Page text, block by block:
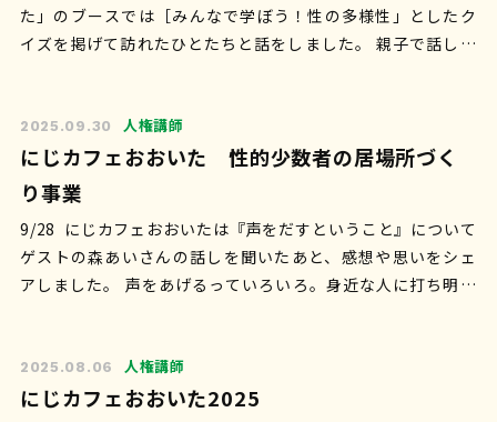
た」のブースでは［みんなで学ぼう！性の多様性」としたク
イズを掲げて訪れたひとたちと話をしました。 親子で話し合
2025.09.30 人権講師
にじカフェおおいた 性的少数者の居場所づく
り事業
9/28 にじカフェおおいたは『声をだすということ』について
ゲストの森あいさんの話しを聞いたあと、感想や思いをシェ
アしました。 声をあげるっていろいろ。身近な人に打ち明け
2025.08.06 人権講師
にじカフェおおいた2025